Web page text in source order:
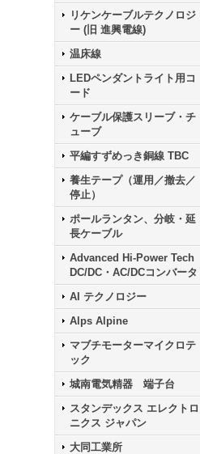
リケンケーブルテクノロジ
ー (旧 進興電線)
温床線
LEDペンダントライト用コ
ード
ケーブル保護スリーブ・チ
ューブ
平編すずめっき銅線 TBC
養生テープ（運用／撤去／
停止）
ポールランタン、分岐・延
長ケーブル
Advanced Hi-Power Tech
DC/DC・AC/DCコンバータ
AI テクノロジー
Alps Alpine
マブチモーターマイクロテ
ック
城南電気精器 端子台
スタンデックス エレクトロ
ニクス ジャパン
大同工業所